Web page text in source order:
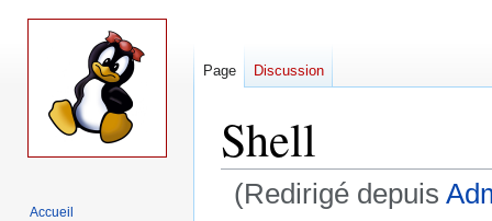
Shell
(Redirigé depuis
Page Discussion
Accueil